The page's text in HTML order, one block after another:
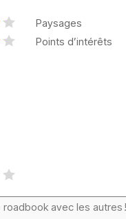
Paysages
Points d’intérêts